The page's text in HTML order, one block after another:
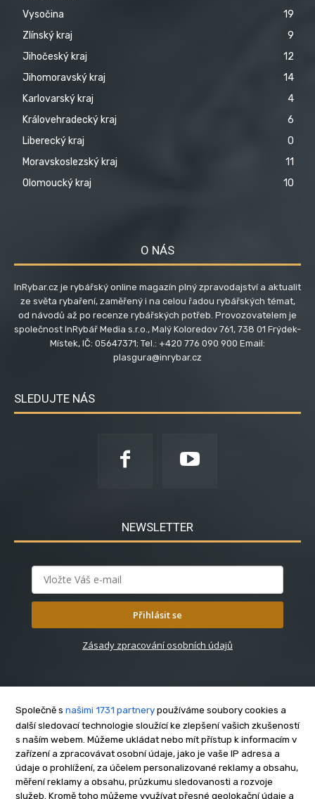
Vysočina
19
Zlínský kraj
9
Jihočeský kraj
12
Jihomoravský kraj
14
Karlovarský kraj
4
Královehradecký kraj
6
Liberecký kraj
0
Moravskoslezský kraj
11
Olomoucký kraj
10
O NÁS
InRybar.cz je rybářský online magazín plný zpravodajství a aktualit
ze světa rybaření, zaměřený i na celou řadou rybářských témat,
od návodů až po recenze rybářských potřeb. Provozovatelem je
společnost InRybář Media s.r.o., Malý Koloredov 761, 738 01 Frýdek-
Místek, IČ: 05647371; Tel.: +420 776 090 900 Email:
plasgura@inrybar.cz
SLEDUJTE NÁS
NEWSLETTER
Přihlásit se
Zásady zpracování osobních údajů
O nás
Kontakt
Reklama
Společně s našimi 1731 partnery používáme soubory cookies a
další sledovací technologie sloužící ke zlepšení vašich zkušeností
s naším webem. Můžeme ukládat nebo mít přístup k informacím v
zařízení a zpracovávat osobní údaje, jako je vaše IP adresa a
údaje o prohlížení, za účelem personalizované reklamy a obsahu,
měření reklamy a obsahu, průzkumu sledovanosti a rozvoje
služeb. Kromě toho můžeme využívat přesné geolokační údaje a